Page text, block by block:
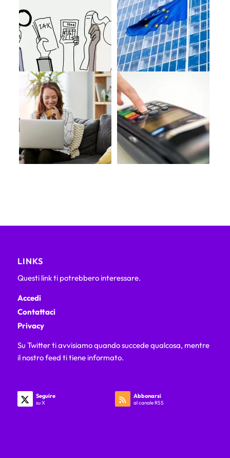
LINKS
Questi link ti potrebbero interessare.
Accedi
Contattaci
Privacy
Su Twitter ti avvisiamo quando succede qualcosa, mentre
il nostro feed ti tiene informato.
Seguire
su X
Abbonarsi
al canale RSS